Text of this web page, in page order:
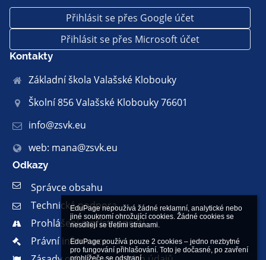
EduPage nepoužívá žádné reklamní, analytické nebo
jiné soukromí ohrožující cookies. Žádné cookies se
nesdílejí se třetími stranami.
EduPage používá pouze 2 cookies – jedno nezbytné
pro fungování přihlašování. Toto je dočasné, po zavření
prohlížeče se odstraní.
Přihlásit se přes Google účet
Přihlásit se přes Microsoft účet
Kontakty
Základní škola Valašské Klobouky
Školní 856 Valašské Klobouky 76601
info@zsvk.eu
web: mana@zsvk.eu
Odkazy
Správce obsahu
Technická podpora
Prohlášení o přístupnosti
Právní informace